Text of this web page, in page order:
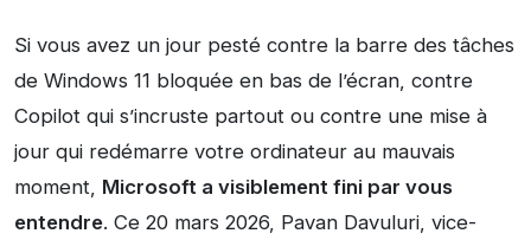
Si vous avez un jour pesté contre la barre des tâches
de Windows 11 bloquée en bas de l’écran, contre
Copilot qui s’incruste partout ou contre une mise à
jour qui redémarre votre ordinateur au mauvais
moment, Microsoft a visiblement fini par vous
entendre. Ce 20 mars 2026, Pavan Davuluri, vice-